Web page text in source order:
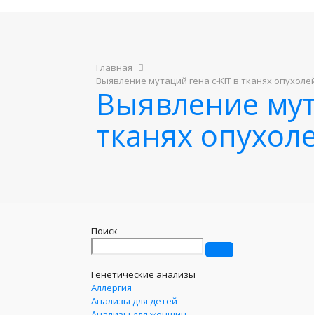
Главная
Выявление мутаций гена c-KIT в тканях
Выявление
тканях
Поиск
Генетические анализы
Аллергия
Анализы для детей